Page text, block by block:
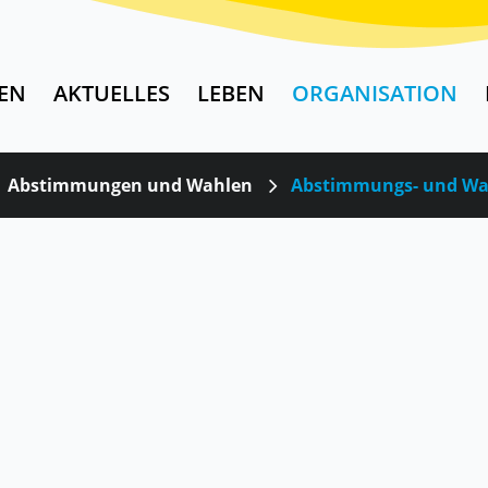
AKTUELLES LEBEN ORGANISATION
Abstimmungen und Wahlen Abstimmungs- und